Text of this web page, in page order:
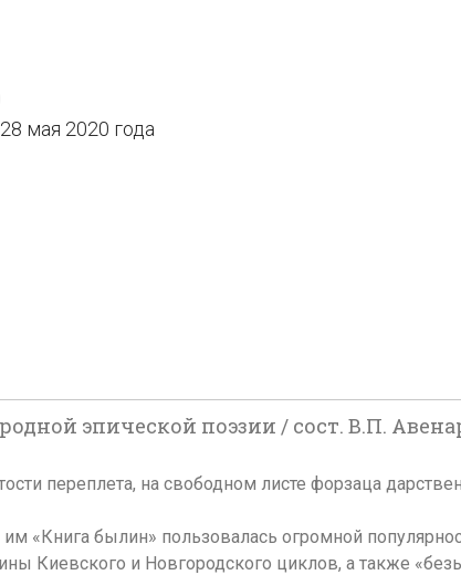
мая 2020 года
эпической поэзии / сост. В.П.
переплета, на свободном листе форзаца
«Книга былин» пользовалась огромной
Киевского и Новгородского циклов, а также